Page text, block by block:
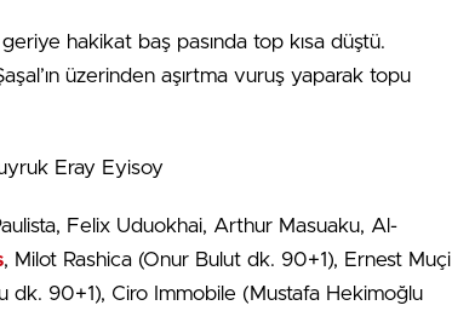
hakikat baş pasında top kısa düştü.
üzerinden aşırtma vuruş yaparak topu
Eray Eyisoy
Felix Uduokhai, Arthur Masuaku, Al-
, Milot Rashica (Onur Bulut dk. 90+1), Ernest Muçi
dk. 90+1), Ciro Immobile (Mustafa Hekimoğlu